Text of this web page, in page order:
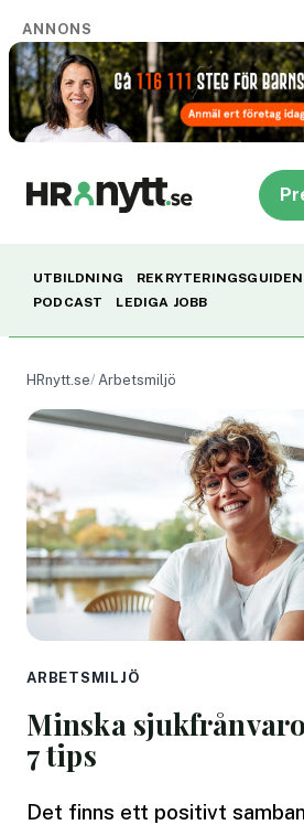
ANNONS
UTBILDNING REKRYTERINGSGUIDEN
PODCAST
LEDIGA JOBB
HRnytt.se Arbetsmiljö
ARBETSMILJÖ
Minska
7 tips
Det finns ett positivt